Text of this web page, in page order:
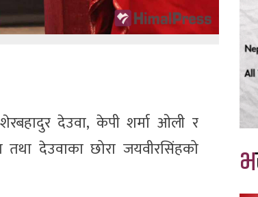
शेरबहादुर देउवा, केपी शर्मा ओली र
देउवाका छोरा जयवीरसिंहको